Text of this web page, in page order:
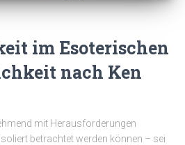
im Esoterischen
nach Ken
mit Herausforderungen
betrachtet werden können – sei